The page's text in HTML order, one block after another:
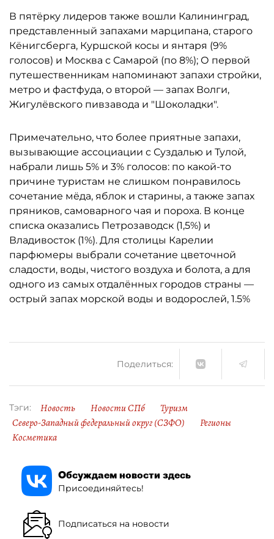
В пятёрку лидеров также вошли Калининград,
представленный запахами марципана, старого
Кёнигсберга, Куршской косы и янтаря (9%
голосов) и Москва с Самарой (по 8%); О первой
путешественникам напоминают запахи стройки,
метро и фастфуда, о второй — запах Волги,
Жигулёвского пивзавода и "Шоколадки".
Примечательно, что более приятные запахи,
вызывающие ассоциации с Суздалью и Тулой,
набрали лишь 5% и 3% голосов: по какой-то
причине туристам не слишком понравилось
сочетание мёда, яблок и старины, а также запах
пряников, самоварного чая и пороха. В конце
списка оказались Петрозаводск (1,5%) и
Владивосток (1%). Для столицы Карелии
парфюмеры выбрали сочетание цветочной
сладости, воды, чистого воздуха и болота, а для
одного из самых отдалённых городов страны —
острый запах морской воды и водорослей, 1.5%
Поделиться:
Тэги: Новость Новости СПб
Туризм
Северо-Западный федеральный округ (СЗФО)
Регионы
Косметика
Обсуждаем новости здесь
Присоединяйтесь!
Подписаться на новости